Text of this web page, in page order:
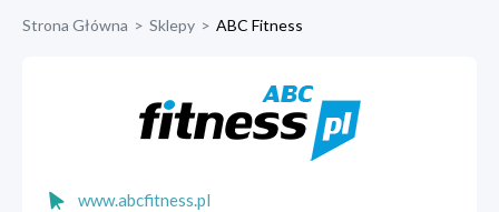
Strona Główna > Sklepy > ABC Fitness
www.abcfitness.pl